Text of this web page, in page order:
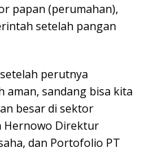
papan (perumahan),
setelah pangan
perutnya
aman, sandang bisa kita
besar di sektor
Hernowo Direktur
dan Portofolio PT